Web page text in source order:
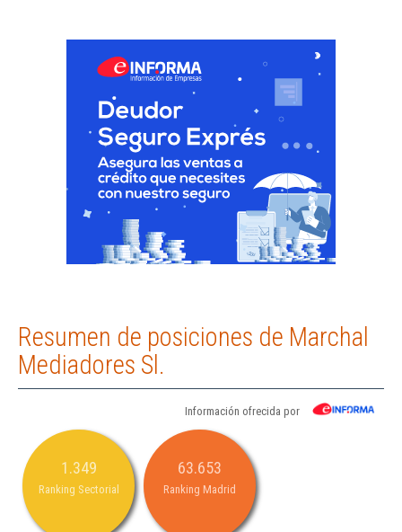
Resumen de posiciones de Marchal
Mediadores Sl.
Información ofrecida por
1.349
Ranking Sectorial
63.653
Ranking Madrid